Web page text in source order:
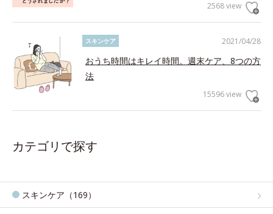
2568 view
2021/04/28
スキンケア
おうち時間はキレイ時間。週末ケア、8つの方
法
15596 view
カテゴリで探す
スキンケア（169）